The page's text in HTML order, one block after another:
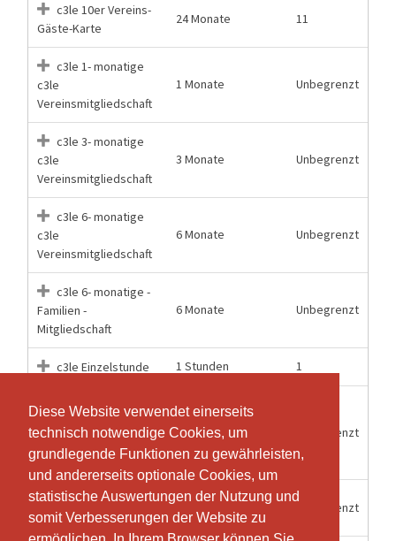
Diese Website verwendet einerseits
technisch notwendige Cookies, um
grundlegende Funktionen zu gewährleisten,
und andererseits optionale Cookies, um
statistische Auswertungen der Nutzung und
somit Verbesserungen der Website zu
Diese Website verwendet einerseits
technisch notwendige Cookies, um
grundlegende Funktionen zu gewährleisten,
und andererseits optionale Cookies, um
statistische Auswertungen der Nutzung und
somit Verbesserungen der Website zu
c3le 10er Vereins-
Gäste-Karte
24 Monate 11
c3le 1- monatige
c3le
Vereinsmitgliedschaft
1 Monate Unbegrenzt
c3le 3- monatige
c3le
Vereinsmitgliedschaft
3 Monate Unbegrenzt
c3le 6- monatige
c3le
Vereinsmitgliedschaft
6 Monate Unbegrenzt
c3le 6- monatige -
Familien -
Mitgliedschaft
6 Monate Unbegrenzt
c3le Einzelstunde 1 Stunden 1
c3le Jahres
"KombiPlus"
Mitgliedschaft c3le und
Van der Merwe Center
12 Monate Unbegrenzt
c3le Jahres
Vereinsmitgliedschaft
Unbegrenzt